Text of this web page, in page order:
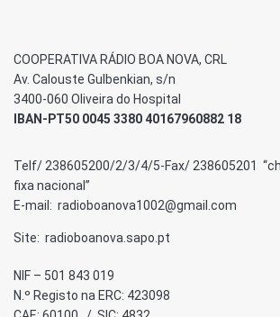
COOPERATIVA RÁDIO BOA NOVA, CRL
Av. Calouste Gulbenkian, s/n
3400-060 Oliveira do Hospital
IBAN-PT50 0045 3380 40167960882 18
Telf/ 238605200/2/3/4/5-Fax/ 238605201
fixa nacional”
E-mail: radioboanova1002@gmail.com
Site: radioboanova.sapo.pt
NIF – 501 843 019
N.º Registo na ERC: 423098